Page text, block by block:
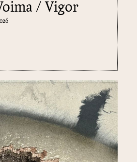
/ Vigor